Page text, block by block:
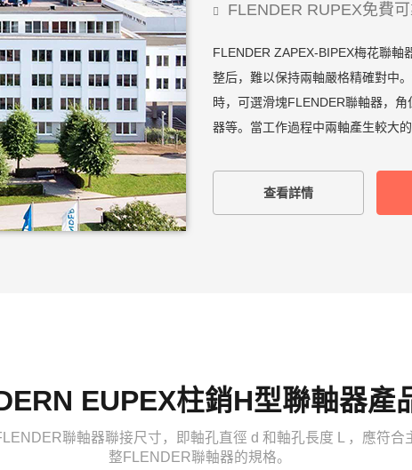
FLENDER RUPEX免費
FLENDER ZAPEX-BIPEX梅花聯
整后，難以保持兩軸嚴格精確對中
時，可選滑塊FLENDER聯軸器，
器等。當工作過程中兩軸產生較大
查看詳情
EUPEX柱銷H型聯軸器產
聯軸器聯接尺寸，即軸孔直徑 d 和軸孔長度 L ，應符合
整FLENDER聯軸器的規格。